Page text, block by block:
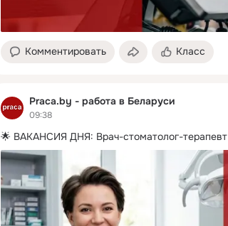
Комментировать Класс
Praca.by - работа в Беларуси
09:38
🌟 ВАКАНСИЯ ДНЯ: Врач-стоматолог-терапевт